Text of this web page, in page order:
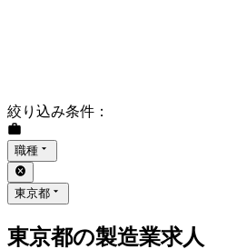
絞り込み条件 ：
職種
東京都
東京都の製造業求人